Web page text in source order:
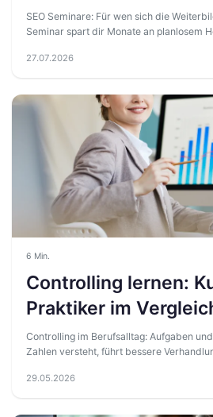
SEO Seminare: Für wen sich die
Seminar spart dir Monate an planlosem
27.07.2026
6 Min.
Controlling lernen:
Praktiker im
Controlling im Berufsalltag: Aufgaben
Zahlen versteht, führt bessere
29.05.2026